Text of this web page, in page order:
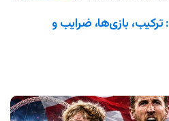
کرواسی در جام جهانی ۲۰۲۶: ترکیب، بازی‌ها، ضرایب و